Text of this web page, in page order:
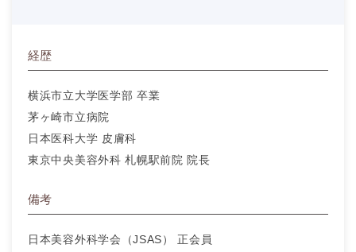
経歴
横浜市立大学医学部 卒業
茅ヶ崎市立病院
日本医科大学 皮膚科
東京中央美容外科 札幌駅前院 院長
備考
日本美容外科学会（JSAS） 正会員